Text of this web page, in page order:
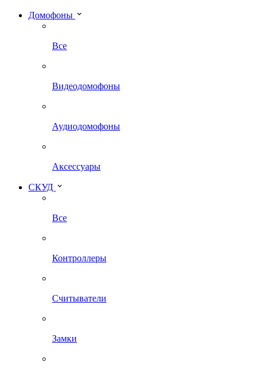
Домофоны
Все
Видеодомофоны
Аудиодомофоны
Аксессуары
СКУД
Все
Контроллеры
Считыватели
Замки